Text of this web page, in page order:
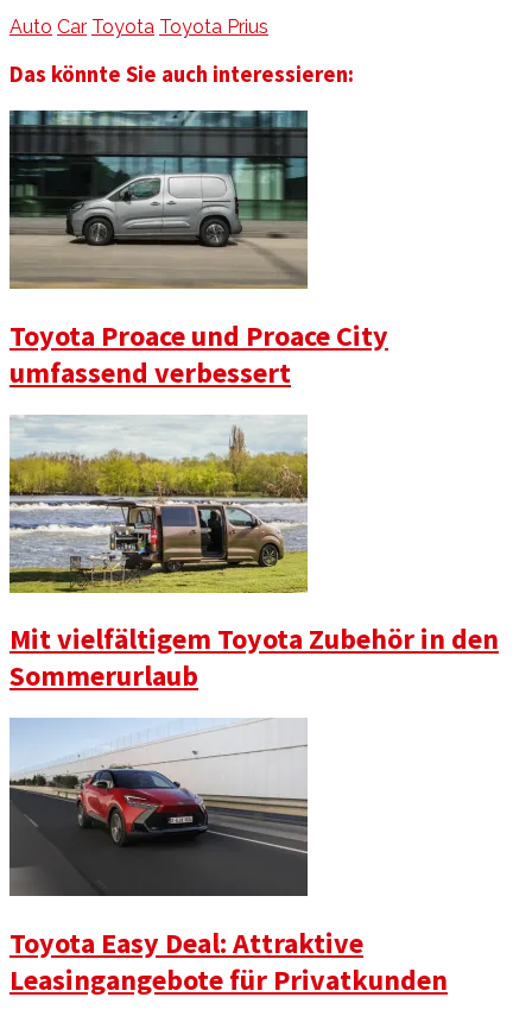
Auto Car Toyota Toyota Prius
Das könnte Sie auch interessieren:
Toyota Proace und Proace City
umfassend verbessert
Mit vielfältigem Toyota Zubehör in den
Sommerurlaub
Toyota Easy Deal: Attraktive
Leasingangebote für Privatkunden